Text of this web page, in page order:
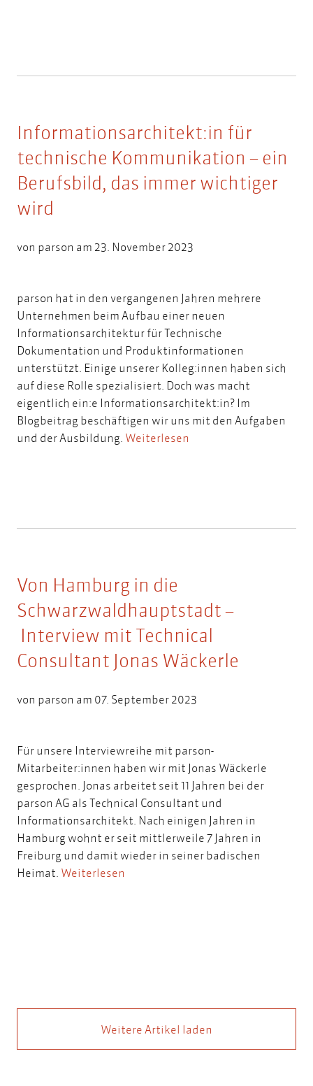
Informationsarchitekt:in für
technische Kommunikation – ein
Berufsbild, das immer wichtiger
wird
von parson am 23. November 2023
parson hat in den vergangenen Jahren mehrere
Unternehmen beim Aufbau einer neuen
Informationsarchitektur für Technische
Dokumentation und Produktinformationen
unterstützt. Einige unserer Kolleg:innen haben sich
auf diese Rolle spezialisiert. Doch was macht
eigentlich ein:e Informationsarchitekt:in? Im
Blogbeitrag beschäftigen wir uns mit den Aufgaben
und der Ausbildung. Weiterlesen
Von Hamburg in die
Schwarzwaldhauptstadt –
Interview mit Technical
Consultant Jonas Wäckerle
von parson am 07. September 2023
Für unsere Interviewreihe mit parson-
Mitarbeiter:innen haben wir mit Jonas Wäckerle
gesprochen. Jonas arbeitet seit 11 Jahren bei der
parson AG als Technical Consultant und
Informationsarchitekt. Nach einigen Jahren in
Hamburg wohnt er seit mittlerweile 7 Jahren in
Freiburg und damit wieder in seiner badischen
Heimat. Weiterlesen
Weitere Artikel laden